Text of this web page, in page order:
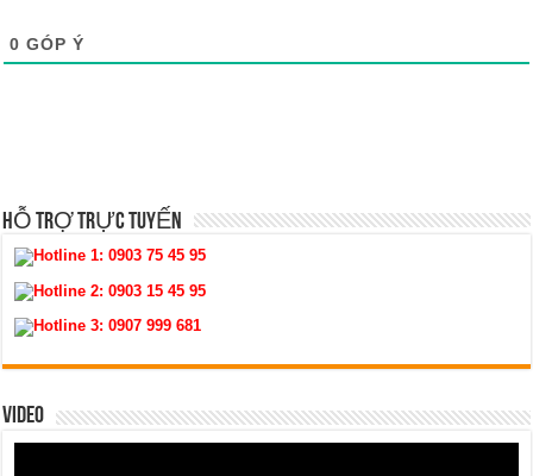
0 GÓP Ý
HỖ TRỢ TRỰC TUYẾN
Hotline 1:0903 75 45 95
Hotline 2:0903 15 45 95
Hotline 3:0907 999 681
VIDEO